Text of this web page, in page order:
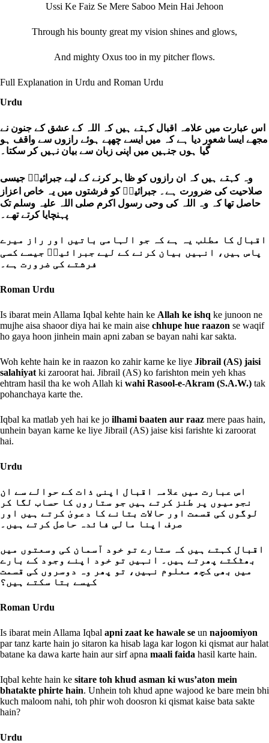
Ussi Ke Faiz Se Mere Saboo Mein Hai Jehoon
Through his bounty great my vision shines and glows,
And mighty Oxus too in my pitcher flows.
Full Explanation in Urdu and Roman Urdu
Urdu
اس عبارت میں علامہ اقبال کہتے ہیں کہ اللہ کے عشق کے جنون نے
مجھے ایسا شعور دیا ہے کہ میں ایسے چھپے ہوئے رازوں سے واقف ہو
گیا ہوں جنہیں میں اپنی زبان سے بیان نہیں کر سکتا۔
وہ کہتے ہیں کہ ان رازوں کو ظاہر کرنے کے لیے جبرائیلؑ جیسی
صلاحیت کی ضرورت ہے۔ جبرائیلؑ کو فرشتوں میں یہ خاص اعزاز
حاصل تھا کہ وہ اللہ کی وحی رسول اکرم صلی اللہ علیہ وسلم تک
پہنچایا کرتے تھے۔
اقبال کا مطلب یہ ہے کہ جو الہامی باتیں اور راز میرے
پاس ہیں، انہیں بیان کرنے کے لیے جبرائیلؑ جیسے کسی
فرشتے کی ضرورت ہے۔
Roman Urdu
Is ibarat mein Allama Iqbal kehte hain ke Allah ke ishq ke junoon ne
mujhe aisa shaoor diya hai ke main aise chhupe hue raazon se waqif
ho gaya hoon jinhein main apni zaban se bayan nahi kar sakta.
Woh kehte hain ke in raazon ko zahir karne ke liye Jibrail (AS) jaisi
salahiyat ki zaroorat hai. Jibrail (AS) ko farishton mein yeh khas
ehtram hasil tha ke woh Allah ki wahi Rasool-e-Akram (S.A.W.) tak
pohanchaya karte the.
Iqbal ka matlab yeh hai ke jo ilhami baaten aur raaz mere paas hain,
unhein bayan karne ke liye Jibrail (AS) jaise kisi farishte ki zaroorat
hai.
Urdu
اس عبارت میں علامہ اقبال اپنی ذات کے حوالے سے ان
نجومیوں پر طنز کرتے ہیں جو ستاروں کا حساب لگا کر
لوگوں کی قسمت اور حالات بتانے کا دعویٰ کرتے ہیں اور
صرف اپنا مالی فائدہ حاصل کرتے ہیں۔
اقبال کہتے ہیں کہ ستارے تو خود آسمان کی وسعتوں میں
بھٹکتے پھرتے ہیں۔ انہیں تو خود اپنے وجود کے بارے
میں بھی کچھ معلوم نہیں، تو پھر وہ دوسروں کی قسمت
کیسے بتا سکتے ہیں؟
Roman Urdu
Is ibarat mein Allama Iqbal apni zaat ke hawale se un najoomiyon
par tanz karte hain jo sitaron ka hisab laga kar logon ki qismat aur halat
batane ka dawa karte hain aur sirf apna maali faida hasil karte hain.
Iqbal kehte hain ke sitare toh khud asman ki wus’aton mein
bhatakte phirte hain. Unhein toh khud apne wajood ke bare mein bhi
kuch maloom nahi, toh phir woh doosron ki qismat kaise bata sakte
hain?
Urdu